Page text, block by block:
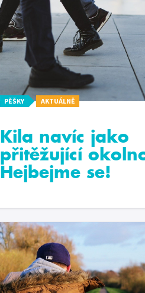
PĚŠKY AKTUÁLNĚ
Kila navíc jako
přitěžující
Hejbejme se!